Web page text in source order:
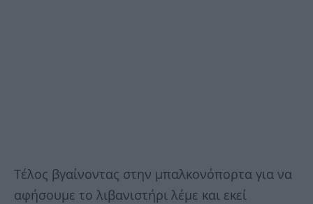
Τέλος βγαίνοντας στην μπαλκονόπορτα για να
αφήσουμε το λιβανιστήρι λέμε και εκεί